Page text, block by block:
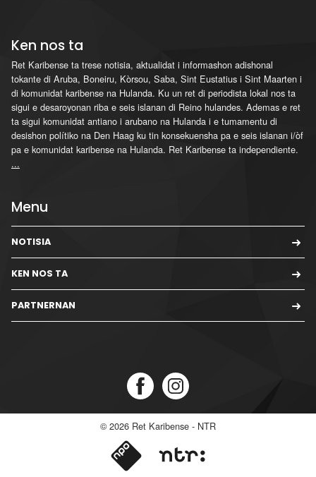
Ken nos ta
Ret Karibense ta trese notisia, aktualidat i informashon adishonal
tokante di Aruba, Boneiru, Kòrsou, Saba, Sint Eustatius i Sint Maarten i
di komunidat karibense na Hulanda. Ku un ret di periodista lokal nos ta
sigui e desaroyonan riba e seis islanan di Reino hulandes. Ademas e ret
ta sigui komunidat antiano i arubano na Hulanda i e tumamentu di
desishon polítiko na Den Haag ku tin konsekuensha pa e seis islanan i/òf
pa e komunidat karibense na Hulanda. Ret Karibense ta independiente.
...
Menu
NOTISIA
KEN NOS TA
PARTNERNAN
© 2026 Ret Karibense - NTR